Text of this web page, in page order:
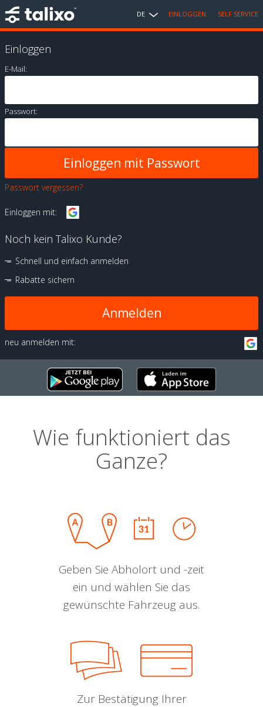
DE EINLOGGEN SELF SERVICE
Einloggen
E-Mail:
Passwort:
Passwort vergessen?
Einloggen mit:
Noch kein Talixo Kunde?
Schnell und einfach anmelden
Rabatte sichern
Anmelden
neu anmelden mit:
Wie funktioniert das
Ganze?
Geben Sie Abholort und -zeit
ein und wählen Sie das
gewünschte Fahrzeug aus.
Zur Bestätigung Ihrer